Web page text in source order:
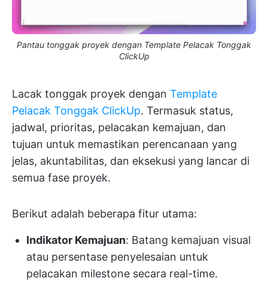
Pantau tonggak proyek dengan Template Pelacak Tonggak
ClickUp
Lacak tonggak proyek dengan Template
Pelacak Tonggak ClickUp. Termasuk status,
jadwal, prioritas, pelacakan kemajuan, dan
tujuan untuk memastikan perencanaan yang
jelas, akuntabilitas, dan eksekusi yang lancar di
semua fase proyek.
Berikut adalah beberapa fitur utama:
Indikator Kemajuan: Batang kemajuan visual
atau persentase penyelesaian untuk
pelacakan milestone secara real-time.